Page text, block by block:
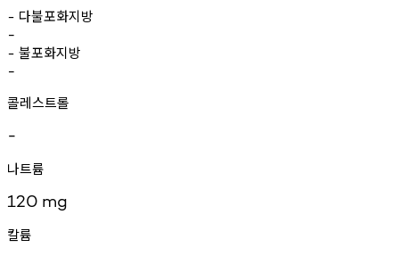
- 다불포화지방
-
- 불포화지방
-
콜레스트롤
-
나트륨
120 mg
칼륨